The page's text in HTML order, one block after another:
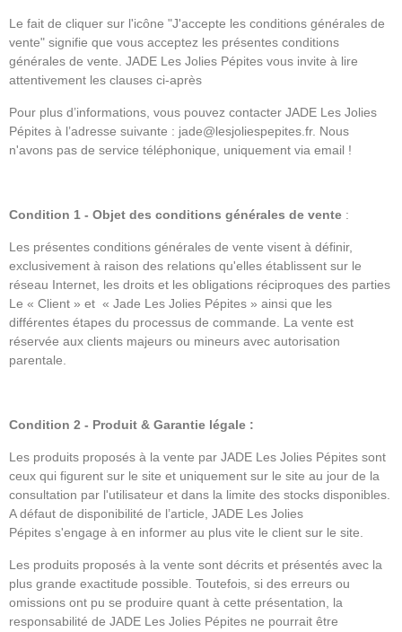
Le fait de cliquer sur l'icône "J'accepte les conditions générales de
vente" signifie que vous acceptez les présentes conditions
générales de vente. JADE Les Jolies Pépites vous invite à lire
attentivement les clauses ci-après
Pour plus d’informations, vous pouvez contacter JADE Les Jolies
Pépites à l’adresse suivante : jade@lesjoliespepites.fr. Nous
n'avons pas de service téléphonique, uniquement via email !
Condition 1 - Objet des conditions générales de vente :
Les présentes conditions générales de vente visent à définir,
exclusivement à raison des relations qu'elles établissent sur le
réseau Internet, les droits et les obligations réciproques des parties
Le « Client » et « Jade Les Jolies Pépites » ainsi que les
différentes étapes du processus de commande. La vente est
réservée aux clients majeurs ou mineurs avec autorisation
parentale.
Condition 2 - Produit & Garantie légale :
Les produits proposés à la vente par JADE Les Jolies Pépites sont
ceux qui figurent sur le site et uniquement sur le site au jour de la
consultation par l'utilisateur et dans la limite des stocks disponibles.
A défaut de disponibilité de l’article, JADE Les Jolies
Pépites s'engage à en informer au plus vite le client sur le site.
Les produits proposés à la vente sont décrits et présentés avec la
plus grande exactitude possible. Toutefois, si des erreurs ou
omissions ont pu se produire quant à cette présentation, la
responsabilité de JADE Les Jolies Pépites ne pourrait être